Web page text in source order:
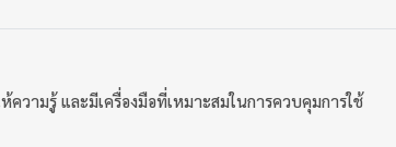
วามรู้ และมีเครื่องมือที่เหมาะสมในการควบคุมการใช้